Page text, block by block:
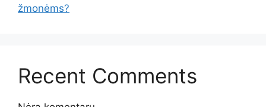
žmonėms?
Recent Comments